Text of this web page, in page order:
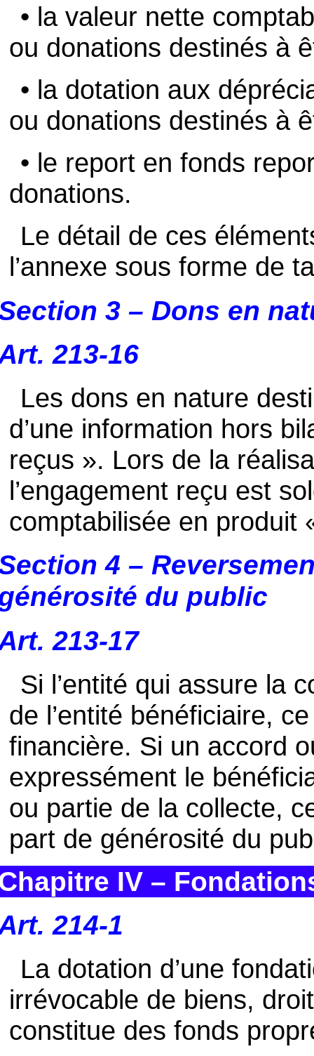
• la valeur nette
ou donations destinés à
• la dotation aux
ou donations destinés à
• le report en fonds
donations.
Le détail de ces
l’annexe sous forme de
3 – Dons en
213-16
Les dons en nature
d’une information hors
reçus ». Lors de la
l’engagement reçu est
comptabilisée en produit
4 –
du public
213-17
Si l’entité qui assure la
de l’entité bénéficiaire,
financière. Si un accord
expressément le
ou partie de la collecte,
part de générosité du
IV –
214-1
La dotation d’une
irrévocable de biens,
constitue des fonds